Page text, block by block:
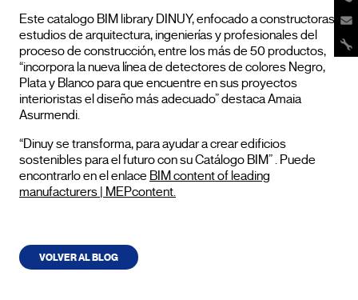
Este catalogo BIM library DINUY, enfocado a constructoras,
estudios de arquitectura, ingenierías y profesionales del
proceso de construcción, entre los más de 50 productos,
“incorpora la nueva línea de detectores de colores Negro,
Plata y Blanco para que encuentre en sus proyectos
interioristas el diseño más adecuado” destaca Amaia
Asurmendi.
“Dinuy se transforma, para ayudar a crear edificios
sostenibles para el futuro con su Catálogo BIM” . Puede
encontrarlo en el enlace BIM content of leading
manufacturers | MEPcontent.
VOLVER AL BLOG